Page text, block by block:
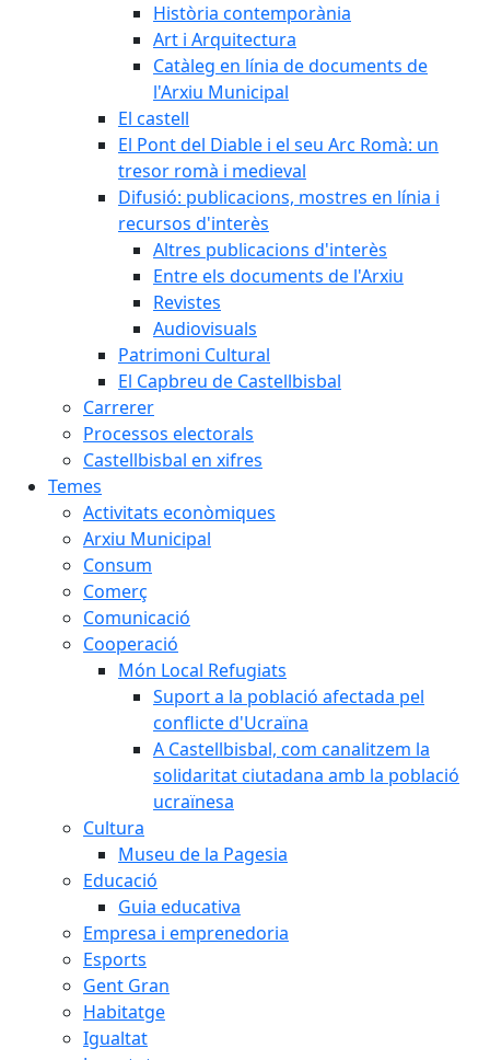
Història contemporània
Art i Arquitectura
Catàleg en línia de documents de
l'Arxiu Municipal
El castell
El Pont del Diable i el seu Arc Romà: un
tresor romà i medieval
Difusió: publicacions, mostres en línia i
recursos d'interès
Altres publicacions d'interès
Entre els documents de l'Arxiu
Revistes
Audiovisuals
Patrimoni Cultural
El Capbreu de Castellbisbal
Carrerer
Processos electorals
Castellbisbal en xifres
Temes
Activitats econòmiques
Arxiu Municipal
Consum
Comerç
Comunicació
Cooperació
Món Local Refugiats
Suport a la població afectada pel
conflicte d'Ucraïna
A Castellbisbal, com canalitzem la
solidaritat ciutadana amb la població
ucraïnesa
Cultura
Museu de la Pagesia
Educació
Guia educativa
Empresa i emprenedoria
Esports
Gent Gran
Habitatge
Igualtat